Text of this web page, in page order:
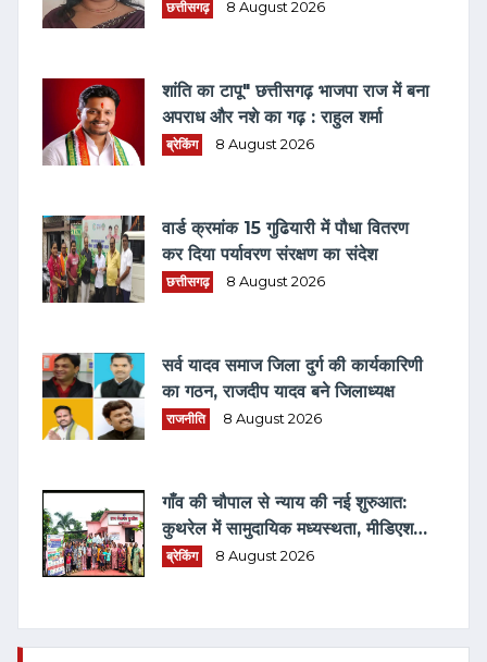
छत्तीसगढ़ 8 August 2026
शांति का टापू" छत्तीसगढ़ भाजपा राज में बना
अपराध और नशे का गढ़ : राहुल शर्मा
ब्रेकिंग 8 August 2026
वार्ड क्रमांक 15 गुढियारी में पौधा वितरण
कर दिया पर्यावरण संरक्षण का संदेश
छत्तीसगढ़ 8 August 2026
सर्व यादव समाज जिला दुर्ग की कार्यकारिणी
का गठन, राजदीप यादव बने जिलाध्यक्ष
राजनीति 8 August 2026
गाँव की चौपाल से न्याय की नई शुरुआत:
कुथरेल में सामुदायिक मध्यस्थता, मीडिएशन
3.0 एवं विधिक जागरूकता का संगम
ब्रेकिंग 8 August 2026